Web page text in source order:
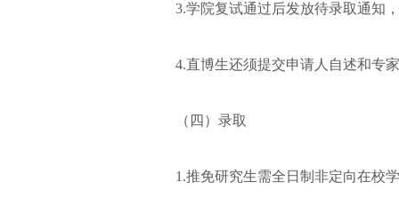
3.学院复试通过后发放待录取通知
4.直博生还须提交申请人自述和专
（四）录取
1.推免研究生需全日制非定向在校